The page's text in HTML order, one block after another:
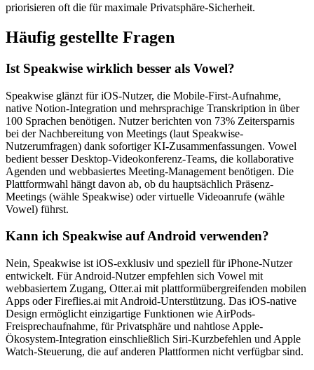
priorisieren oft die für maximale Privatsphäre-Sicherheit.
Häufig gestellte Fragen
Ist Speakwise wirklich besser als Vowel?
Speakwise glänzt für iOS-Nutzer, die Mobile-First-Aufnahme,
native Notion-Integration und mehrsprachige Transkription in über
100 Sprachen benötigen. Nutzer berichten von 73% Zeitersparnis
bei der Nachbereitung von Meetings (laut Speakwise-
Nutzerumfragen) dank sofortiger KI-Zusammenfassungen. Vowel
bedient besser Desktop-Videokonferenz-Teams, die kollaborative
Agenden und webbasiertes Meeting-Management benötigen. Die
Plattformwahl hängt davon ab, ob du hauptsächlich Präsenz-
Meetings (wähle Speakwise) oder virtuelle Videoanrufe (wähle
Vowel) führst.
Kann ich Speakwise auf Android verwenden?
Nein, Speakwise ist iOS-exklusiv und speziell für iPhone-Nutzer
entwickelt. Für Android-Nutzer empfehlen sich Vowel mit
webbasiertem Zugang, Otter.ai mit plattformübergreifenden mobilen
Apps oder Fireflies.ai mit Android-Unterstützung. Das iOS-native
Design ermöglicht einzigartige Funktionen wie AirPods-
Freisprechaufnahme, für Privatsphäre und nahtlose Apple-
Ökosystem-Integration einschließlich Siri-Kurzbefehlen und Apple
Watch-Steuerung, die auf anderen Plattformen nicht verfügbar sind.